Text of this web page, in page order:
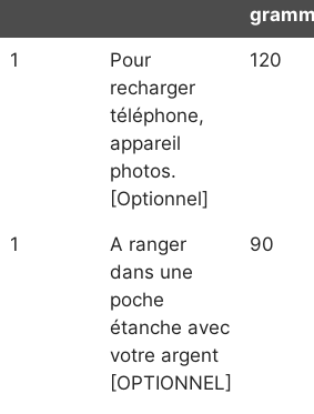
1
Pour
recharger
téléphone,
appareil
photos.
[Optionnel]
120
1
A ranger
dans une
poche
étanche avec
votre argent
[OPTIONNEL]
90